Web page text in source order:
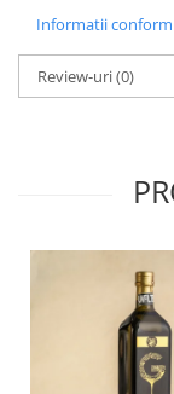
Informatii
Review-uri(0)